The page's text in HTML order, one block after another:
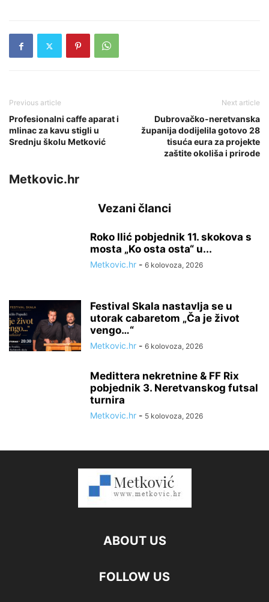
Previous article
Profesionalni caffe aparat i
mlinac za kavu stigli u
Srednju školu Metković
Next article
Dubrovačko-neretvanska
županija dodijelila gotovo 28
tisuća eura za projekte
zaštite okoliša i prirode
Metkovic.hr
Vezani članci
Roko Ilić pobjednik 11. skokova s
mosta „Ko osta osta“ u...
Metkovic.hr - 6 kolovoza, 2026
Festival Skala nastavlja se u
utorak cabaretom „Ča je život
vengo…“
Metkovic.hr - 6 kolovoza, 2026
Medittera nekretnine & FF Rix
pobjednik 3. Neretvanskog futsal
turnira
Metkovic.hr - 5 kolovoza, 2026
ABOUT US
FOLLOW US